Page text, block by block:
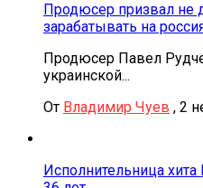
Продюсер призвал не
зарабатывать на
Продюсер Павел
украинской...
От Владимир Чуев , 2
Исполнительница